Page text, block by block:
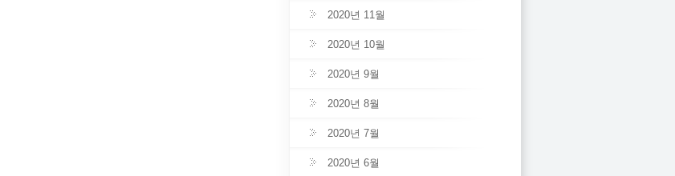
2020년 11월
2020년 10월
2020년 9월
2020년 8월
2020년 7월
2020년 6월